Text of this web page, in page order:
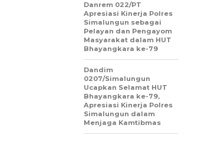
Danrem 022/PT
Apresiasi Kinerja Polres
Simalungun sebagai
Pelayan dan Pengayom
Masyarakat dalam HUT
Bhayangkara ke-79
Dandim
0207/Simalungun
Ucapkan Selamat HUT
Bhayangkara ke-79,
Apresiasi Kinerja Polres
Simalungun dalam
Menjaga Kamtibmas